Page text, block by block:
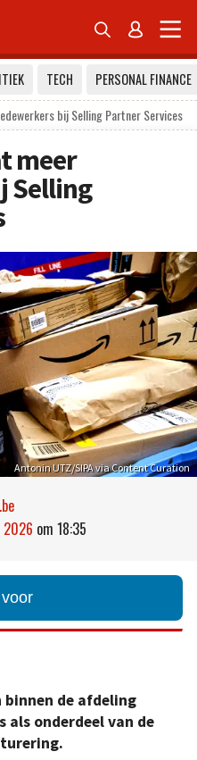
 
TECH
PERSONAL FINANCE
bij Selling Partner Services
meer
Selling
Antonin UTZ/SIPA via Content Curation
2026 om 18:35
binnen de afdeling
als onderdeel van de